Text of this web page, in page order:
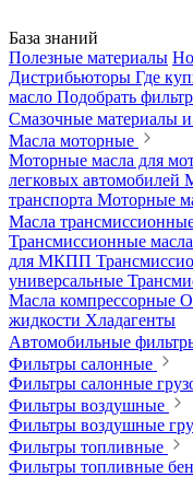
База знаний
Полезные материалы
Дистрибьюторы Где
масло Подобрать
Смазочные материалы
Масла моторные
Моторные масла для
легковых автомобилей
транспорта Моторные
Масла
Трансмиссионные
для МКПП
универсальные
Масла компрессорные
жидкости Хладагенты
Автомобильные
Фильтры салонные
Фильтры салонные
Фильтры воздушные
Фильтры воздушные
Фильтры топливные
Фильтры топливные